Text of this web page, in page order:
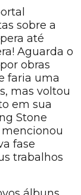
sobre a
até
Aguarda o
obras
faria uma
mas voltou
em sua
Stone
fase
trabalhos